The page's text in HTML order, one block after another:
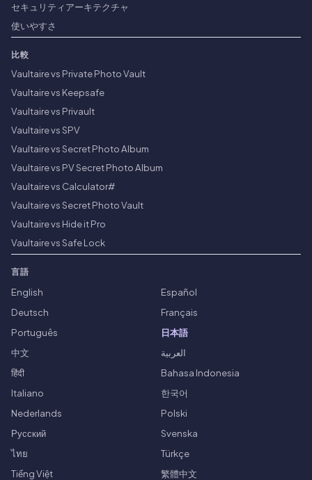
セキュリティアーキテクチャ
使いやすさ
比較
Vaultaire vs Private Photo Vault
Vaultaire vs Keepsafe
Vaultaire vs Privault
Vaultaire vs SPV
Vaultaire vs Secret Photo Album
Vaultaire vs PV Secret Photo Album
Vaultaire vs Calculator#
Vaultaire vs Secret Photo Vault
Vaultaire vs Hide it Pro
Vaultaire vs Safe Lock
言語
English
Español
Deutsch
Français
Português
日本語
中文
العربية
हिंदी
Bahasa Indonesia
Italiano
한국어
Nederlands
Polski
Русский
Svenska
ไทย
Türkçe
Tiếng Việt
繁體中文